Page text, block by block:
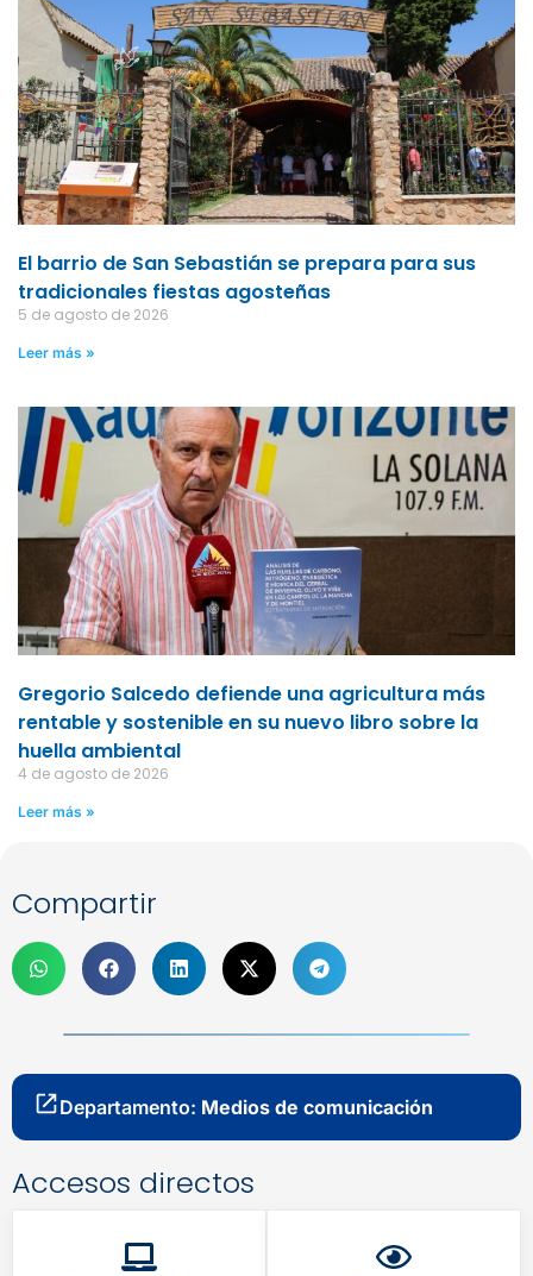
El barrio de San Sebastián se prepara para sus
tradicionales fiestas agosteñas
5 de agosto de 2026
Leer más »
Gregorio Salcedo defiende una agricultura más
rentable y sostenible en su nuevo libro sobre la
huella ambiental
4 de agosto de 2026
Leer más »
Compartir
Departamento: Medios de comunicación
Accesos directos